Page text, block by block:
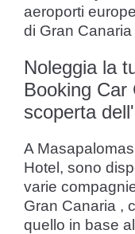
aeroporti
di Gran
Noleggia la
Booking Car
scoperta
A
Hotel, sono
varie
Gran Canaria ,
quello in base